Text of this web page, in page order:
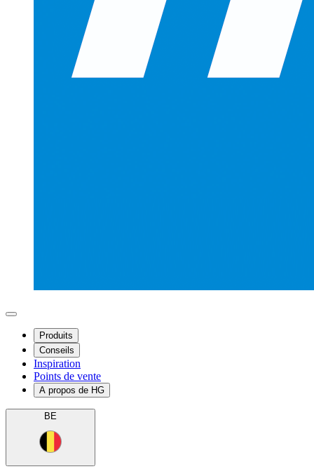
Produits
Conseils
Inspiration
Points de vente
A propos de HG
BE